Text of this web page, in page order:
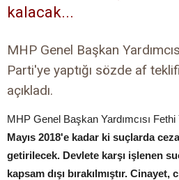
kalacak...
MHP Genel Başkan
Parti'ye yaptığı sözde af
açıkladı.
MHP Genel Başkan Yardımcısı Fethi
Mayıs 2018'e kadar ki suçlarda
getirilecek. Devlete karşı işlenen
kapsam dışı bırakılmıştır.